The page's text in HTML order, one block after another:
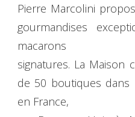
Pierre Marcolini
gourmandises
macarons
signatures. La Maison
de 50 boutiques dans
en France,